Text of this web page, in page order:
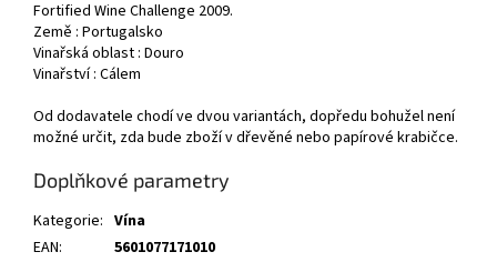
Fortified Wine Challenge 2009.
Země : Portugalsko
Vinařská oblast : Douro
Vinařství : Cálem
Od dodavatele chodí ve dvou variantách, dopředu bohužel není
možné určit, zda bude zboží v dřevěné nebo papírové krabičce.
Doplňkové parametry
Kategorie: Vína
EAN: 5601077171010